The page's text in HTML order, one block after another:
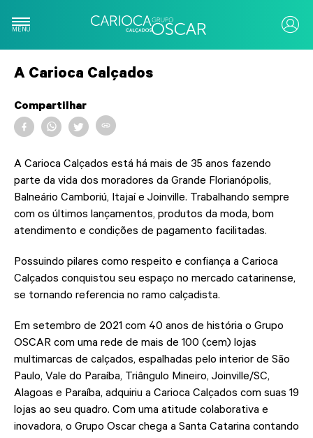
Sobre
Financeiro
Compre online
MENU
A Carioca Calçados
Compartilhar
A Carioca Calçados está há mais de 35 anos fazendo
parte da vida dos moradores da Grande Florianópolis,
Balneário Camboriú, Itajaí e Joinville. Trabalhando sempre
com os últimos lançamentos, produtos da moda, bom
atendimento e condições de pagamento facilitadas.
Possuindo pilares como respeito e confiança a Carioca
Calçados conquistou seu espaço no mercado catarinense,
se tornando referencia no ramo calçadista.
Em setembro de 2021 com 40 anos de história o Grupo
OSCAR com uma rede de mais de 100 (cem) lojas
multimarcas de calçados, espalhadas pelo interior de São
Paulo, Vale do Paraíba, Triângulo Mineiro, Joinville/SC,
Alagoas e Paraíba, adquiriu a Carioca Calçados com suas 19
lojas ao seu quadro. Com uma atitude colaborativa e
inovadora, o Grupo Oscar chega a Santa Catarina contando